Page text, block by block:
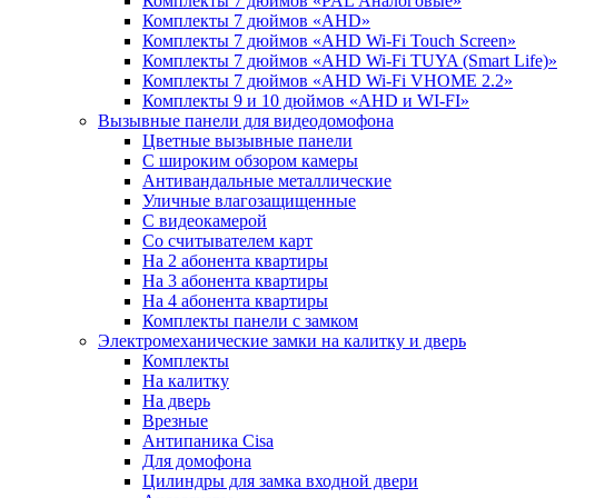
Комплекты 7 дюймов «AHD»
Комплекты 7 дюймов «AHD Wi-Fi Touch Screen»
Комплекты 7 дюймов «AHD Wi-Fi TUYA (Smart Life)»
Комплекты 7 дюймов «AHD Wi-Fi VHOME 2.2»
Комплекты 9 и 10 дюймов «AHD и WI-FI»
Вызывные панели для видеодомофона
Цветные вызывные панели
С широким обзором камеры
Антивандальные металлические
Уличные влагозащищенные
С видеокамерой
Со считывателем карт
На 2 абонента квартиры
На 3 абонента квартиры
На 4 абонента квартиры
Комплекты панели с замком
Электромеханические замки на калитку и дверь
Комплекты
На калитку
На дверь
Врезные
Антипаника Cisa
Для домофона
Цилиндры для замка входной двери